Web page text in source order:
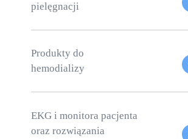
pielęgnacji
Produkty do
hemodializy
EKG i monitora pacjenta
oraz rozwiązania